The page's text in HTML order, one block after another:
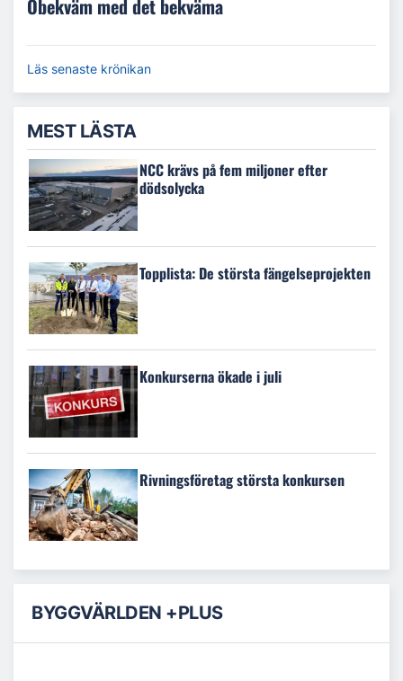
Obekväm med det bekväma
Läs senaste krönikan
MEST LÄSTA
NCC krävs på fem miljoner efter
dödsolycka
Topplista: De största fängelseprojekten
Konkurserna ökade i juli
Rivningsföretag största konkursen
BYGGVÄRLDEN +PLUS